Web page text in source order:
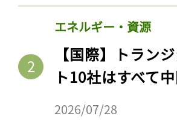
エネルギー・資源
【国際】トラン
ト10社はすべて
2026/07/28